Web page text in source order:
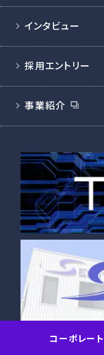
インタビュー
採用エントリー
事業紹介
コーポレート